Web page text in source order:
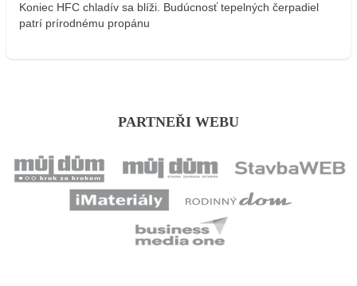
Koniec HFC chladív sa blíži. Budúcnosť tepelných čerpadiel
patrí prírodnému propánu
PARTNEŘI WEBU